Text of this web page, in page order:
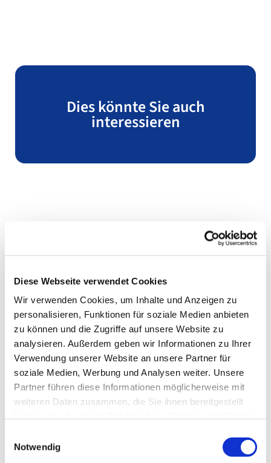
Diese Webseite verwendet Cookies
Wir verwenden Cookies, um Inhalte und Anzeigen zu
personalisieren, Funktionen für soziale Medien anbieten
zu können und die Zugriffe auf unsere Website zu
analysieren. Außerdem geben wir Informationen zu Ihrer
Verwendung unserer Website an unsere Partner für
soziale Medien, Werbung und Analysen weiter. Unsere
Partner führen diese Informationen möglicherweise mit
weiteren Daten zusammen, die Sie ihnen bereitgestellt
Notwendig
Dies könnte Sie auch
interessieren